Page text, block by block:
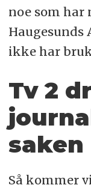
noe som har
Haugesunds
ikke har
Tv 2
saken
Så kommer